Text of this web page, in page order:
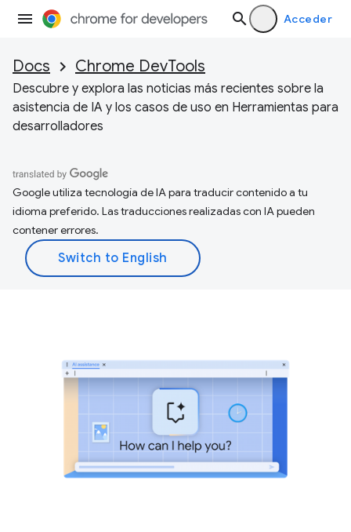
Acceder
Docs Chrome DevTools
Descubre y explora las noticias más recientes sobre la
asistencia de IA y los casos de uso en Herramientas para
desarrolladores
Google utiliza tecnología de IA para traducir contenido a tu
idioma preferido. Las traducciones realizadas con IA pueden
contener errores.